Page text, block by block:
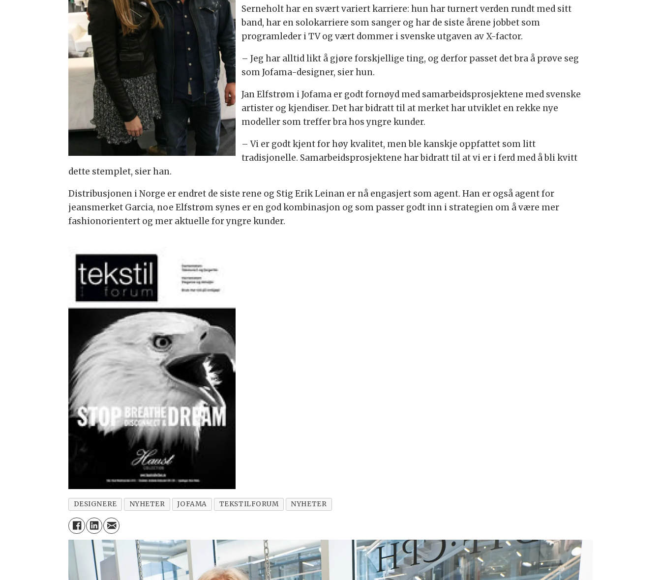
Serneholt har en svært variert karriere: hun har turnert verden rundt med sitt
band, har en solokarriere som sanger og har de siste årene jobbet som
programleder i TV og vært dommer i svenske utgaven av X-factor.
– Jeg har alltid likt å gjøre forskjellige ting, og derfor passet det bra å prøve seg
som Jofama-designer, sier hun.
Jan Elfstrøm i Jofama er godt fornøyd med samarbeidsprosjektene med svenske
artister og kjendiser. Det har bidratt til at merket har utviklet en rekke nye
modeller som treffer bra hos yngre kunder.
– Vi er godt kjent for høy kvalitet, men ble kanskje oppfattet som litt
tradisjonelle. Samarbeidsprosjektene har bidratt til at vi er i ferd med å bli kvitt
dette stemplet, sier han.
Distribusjonen i Norge er endret de siste rene og Stig Erik Leinan er nå engasjert som agent. Han er også agent for
jeansmerket Garcia, noe Elfstrøm synes er en god kombinasjon og som passer godt inn i strategien om å være mer
fashionorientert og mer aktuelle for yngre kunder.
DESIGNERE NYHETER JOFAMA TEKSTILFORUM NYHETER